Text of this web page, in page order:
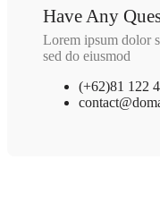
Have Any
Lorem ipsum dolor
sed do eiusmod
(+62)81 122